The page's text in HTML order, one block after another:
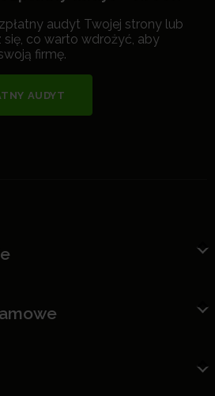
audyt Twojej strony lub
się, co warto wdrożyć, aby
firmę.
AUDYT